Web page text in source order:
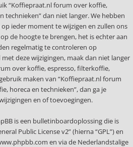
“Koffiepraat.nl forum over koffie,
technieken” dan niet langer. We hebben
ieder moment te wijzigen en zullen ons
de hoogte te brengen, het is echter aan
regelmatig te controleren op
deze wijzigingen, maak dan niet langer
over koffie, espresso, filterkoffie,
maken van “Koffiepraat.nl forum
horeca en technieken”, dan ga je
en of toevoegingen.
is een bulletinboardoplossing die is
Public License v2” (hierna “GPL”) en
en via de Nederlandstalige